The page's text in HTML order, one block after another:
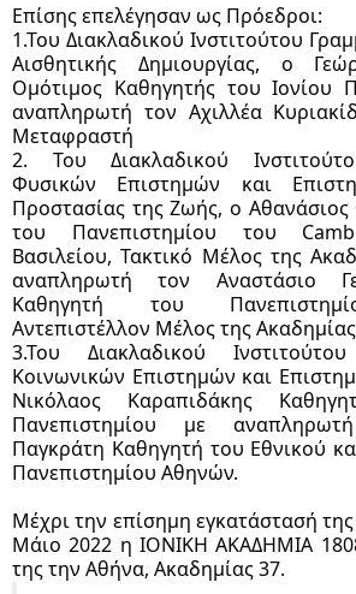
Επίσης επελέγησαν ως Πρόεδροι:
1.Του Διακλαδικού Ινστιτούτου
Αισθητικής Δημιουργίας, ο
Ομότιμος Καθηγητής του Ιονίου
αναπληρωτή τον Αχιλλέα
Μεταφραστή
2. Του Διακλαδικού
Φυσικών Επιστημών και
Προστασίας της Ζωής, ο
του Πανεπιστημίου του
Βασιλείου, Τακτικό Μέλος της
αναπληρωτή τον Αναστάσιο
Καθηγητή του
Αντεπιστέλλον Μέλος της
3.Του Διακλαδικού
Κοινωνικών Επιστημών και
Νικόλαος Καραπιδάκης
Πανεπιστημίου με
Παγκράτη Καθηγητή του Εθνικού
Πανεπιστημίου Αθηνών.
Μέχρι την επίσημη εγκατάστασή
Μάιο 2022 η ΙΟΝΙΚΗ ΑΚΑΔΗΜΙΑ
της την Αθήνα, Ακαδημίας 37.